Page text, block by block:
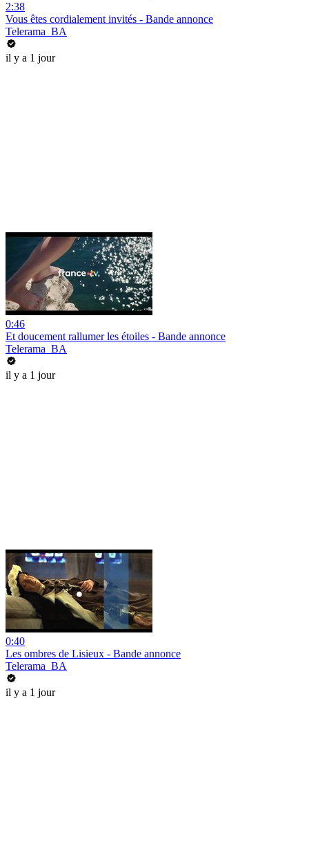
2:38
Vous êtes cordialement invités - Bande annonce
Telerama_BA
il y a 1 jour
0:46
Et doucement rallumer les étoiles - Bande annonce
Telerama_BA
il y a 1 jour
0:40
Les ombres de Lisieux - Bande annonce
Telerama_BA
il y a 1 jour